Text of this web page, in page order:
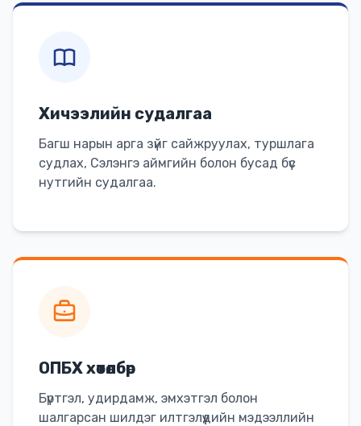
Хичээлийн судалгаа
Багш нарын арга зүйг сайжруулах, туршлага
судлах, Сэлэнгэ аймгийн болон бусад бүс
нутгийн судалгаа.
ОПБХ хөтөлбөр
Бүртгэл, удирдамж, эмхэтгэл болон
шалгарсан шилдэг илтгэлүүдийн мэдээллийн